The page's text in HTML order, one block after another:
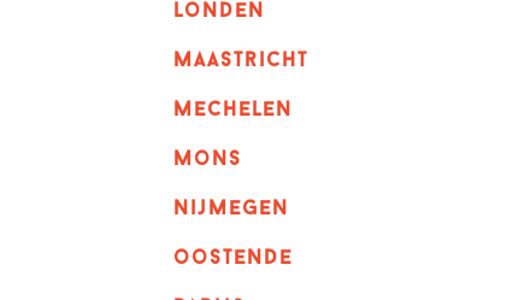
londen
maastricht
mechelen
mons
nijmegen
oostende